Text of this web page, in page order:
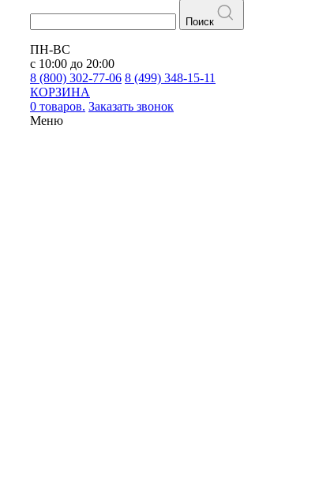
Поиск
ПН-ВС
с 10:00 до 20:00
8 (800) 302-77-06 8 (499) 348-15-11
КОРЗИНА
0 товаров. Заказать звонок
Меню